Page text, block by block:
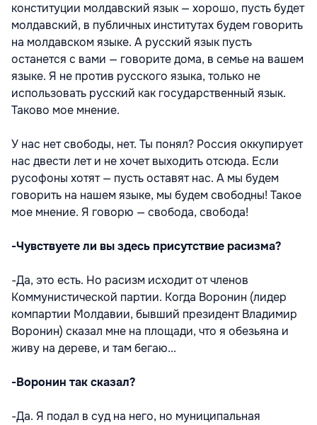
конституции молдавский язык — хорошо, пусть будет
молдавский, в публичных институтах будем говорить
на молдавском языке. А русский язык пусть
останется с вами — говорите дома, в семье на вашем
языке. Я не против русского языка, только не
использовать русский как государственный язык.
Таково мое мнение.
У нас нет свободы, нет. Ты понял? Россия оккупирует
нас двести лет и не хочет выходить отсюда. Если
русофоны хотят — пусть оставят нас. А мы будем
говорить на нашем языке, мы будем свободны! Такое
мое мнение. Я говорю — свобода, свобода!
-Чувствуете ли вы здесь присутствие расизма?
-Да, это есть. Но расизм исходит от членов
Коммунистической партии. Когда Воронин (лидер
компартии Молдавии, бывший президент Владимир
Воронин) сказал мне на площади, что я обезьяна и
живу на дереве, и там бегаю...
-Воронин так сказал?
-Да. Я подал в суд на него, но муниципальная